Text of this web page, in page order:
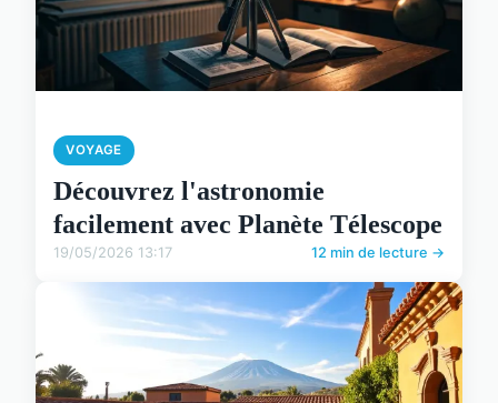
VOYAGE
Découvrez l'astronomie
facilement avec Planète Télescope
19/05/2026 13:17 12 min de lecture →